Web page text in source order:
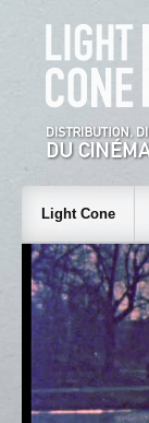
Light Cone